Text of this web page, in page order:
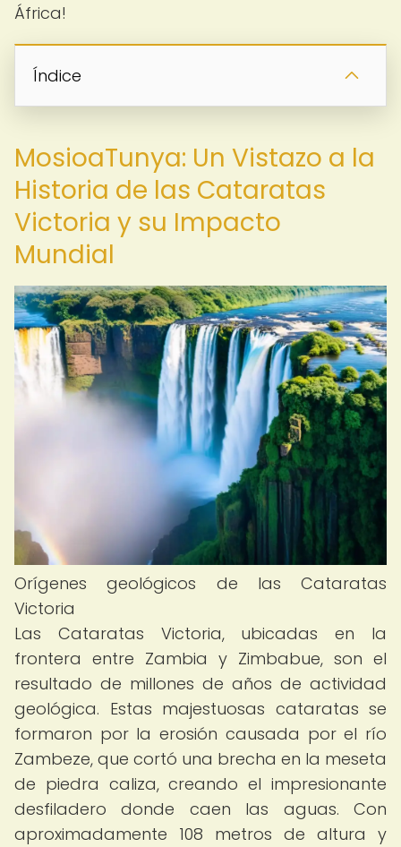
África!
Índice
MosioaTunya: Un Vistazo a la
Historia de las Cataratas
Victoria y su Impacto
Mundial
Orígenes geológicos de las Cataratas
Victoria
Las Cataratas Victoria, ubicadas en la
frontera entre Zambia y Zimbabue, son el
resultado de millones de años de actividad
geológica. Estas majestuosas cataratas se
formaron por la erosión causada por el río
Zambeze, que cortó una brecha en la meseta
de piedra caliza, creando el impresionante
desfiladero donde caen las aguas. Con
aproximadamente 108 metros de altura y